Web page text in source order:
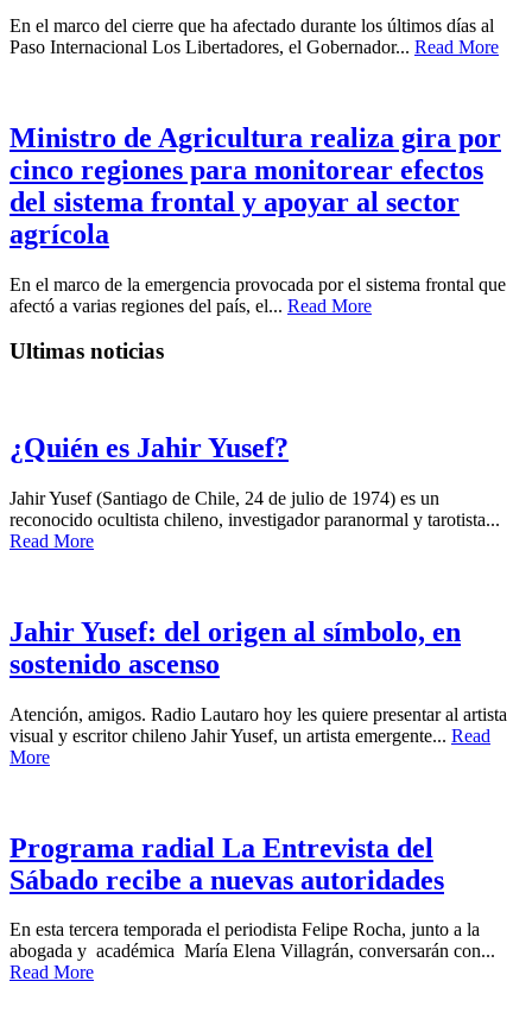
En el marco del cierre que ha afectado durante los últimos días al
Paso Internacional Los Libertadores, el Gobernador... Read More
Ministro de Agricultura realiza gira por
cinco regiones para monitorear efectos
del sistema frontal y apoyar al sector
agrícola
En el marco de la emergencia provocada por el sistema frontal que
afectó a varias regiones del país, el... Read More
Ultimas noticias
¿Quién es Jahir Yusef?
Jahir Yusef (Santiago de Chile, 24 de julio de 1974) es un
reconocido ocultista chileno, investigador paranormal y tarotista...
Read More
Jahir Yusef: del origen al símbolo, en
sostenido ascenso
Atención, amigos. Radio Lautaro hoy les quiere presentar al artista
visual y escritor chileno Jahir Yusef, un artista emergente... Read
More
Programa radial La Entrevista del
Sábado recibe a nuevas autoridades
En esta tercera temporada el periodista Felipe Rocha, junto a la
abogada y académica María Elena Villagrán, conversarán con...
Read More